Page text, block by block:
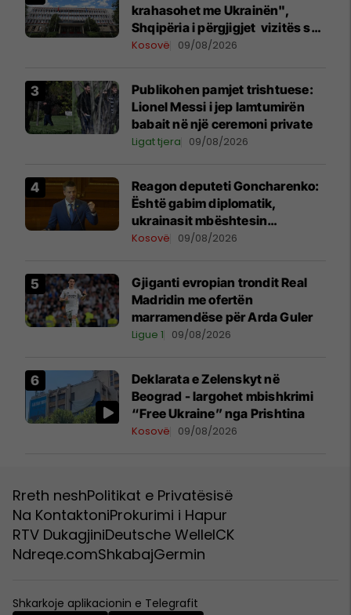
krahasohet me Ukrainën",
Shqipëria i përgjigjet vizitës së
Zelenskyt në Serbi
Kosovë 09/08/2026
Publikohen pamjet trishtuese:
Lionel Messi i jep lamtumirën
babait në një ceremoni private
Ligat tjera 09/08/2026
Reagon deputeti Goncharenko:
Është gabim diplomatik,
ukrainasit mbështesin
pavarësinë e Kosovës
Kosovë 09/08/2026
Gjiganti evropian trondit Real
Madridin me ofertën
marramendëse për Arda Guler
Ligue 1 09/08/2026
Deklarata e Zelenskyt në
Beograd - largohet mbishkrimi
“Free Ukraine” nga Prishtina
Kosovë 09/08/2026
Rreth neshPolitikat e Privatësisë
Na KontaktoniProkurimi i Hapur
RTV DukagjiniDeutsche WelleICK
Ndreqe.comShkabajGermin
Shkarkoje aplikacionin e Telegrafit